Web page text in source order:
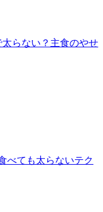
太らない？主食のやせ
べても太らないテク